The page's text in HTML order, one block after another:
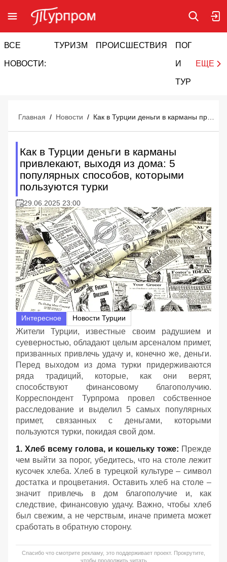
ВСЕ
НОВОСТИ:
ТУРИЗМ ПРОИСШЕСТВИЯ ПОГОДА
И
ТУРИЗМ
ЕЩЕ
Главная / Новости /
Как в Турции деньги в карманы
привлекают, выходя из дома: 5
популярных способов, которыми
пользуются турки
29.06.2025 23:00
Интересное Новости Турции
Жители Турции, известные своим радушием и
суеверностью, обладают целым арсеналом примет,
призванных привлечь удачу и, конечно же, деньги.
Перед выходом из дома турки придерживаются
ряда традиций, которые, как они верят,
способствуют финансовому благополучию.
Корреспондент Турпрома провел собственное
расследование и выделил 5 самых популярных
примет, связанных с деньгами, которыми
пользуются турки, покидая свой дом.
1. Хлеб всему голова, и кошельку тоже: Прежде
чем выйти за порог, убедитесь, что на столе лежит
кусочек хлеба. Хлеб в турецкой культуре – символ
достатка и процветания. Оставить хлеб на столе –
значит привлечь в дом благополучие и, как
следствие, финансовую удачу. Важно, чтобы хлеб
был свежим, а не черствым, иначе примета может
сработать в обратную сторону.
Спасибо что смотрите рекламу, это поддерживает проект. Прокрутите,
чтобы продолжить читать